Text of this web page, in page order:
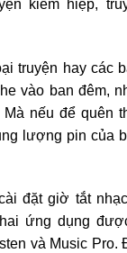
kiếm hiệp,
truyện hay các
vào ban đêm,
nếu để quên
lượng pin của
đặt giờ tắt
ứng dụng
và Music Pro.